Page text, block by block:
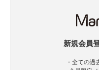
新規会員
・全ての